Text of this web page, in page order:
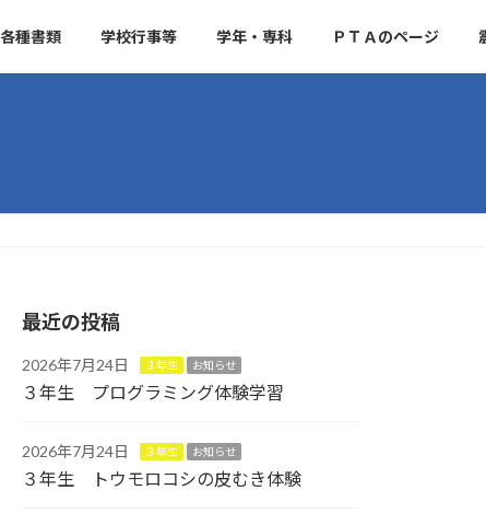
各種書類 学校行事等 学年・専科 ＰＴＡのページ
最近の投稿
2026年7月24日 ３年生 お知らせ
３年生 プログラミング体験学習
2026年7月24日 ３年生 お知らせ
３年生 トウモロコシの皮むき体験